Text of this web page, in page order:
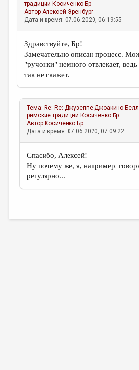
традиции Косиченко Бр
АвторАлексей Эренбург
Дата и время: 07.06.2020, 06:19:55
Здравствуйте, Бр!
Замечательно описан процесс.
"ручонки" немного отвлекает, ведь
так не скажет.
Тема: Re: Re: Джузеппе Джоакино
римские традиции Косиченко Бр
Автор Косиченко Бр
Дата и время: 07.06.2020, 07:09:22
Спасибо, Алексей!
Ну почему же, я, например,
регулярно...